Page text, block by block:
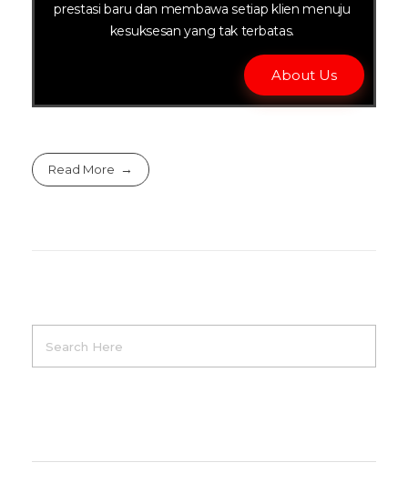
prestasi baru dan membawa setiap klien menuju
kesuksesan yang tak terbatas.
About Us
Read More